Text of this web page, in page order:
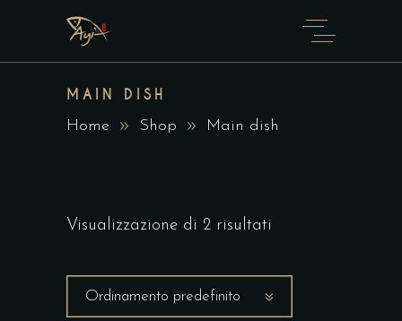
MAIN DISH
Home Shop Main dish
Visualizzazione di 2 risultati
Ordinamento predefinito